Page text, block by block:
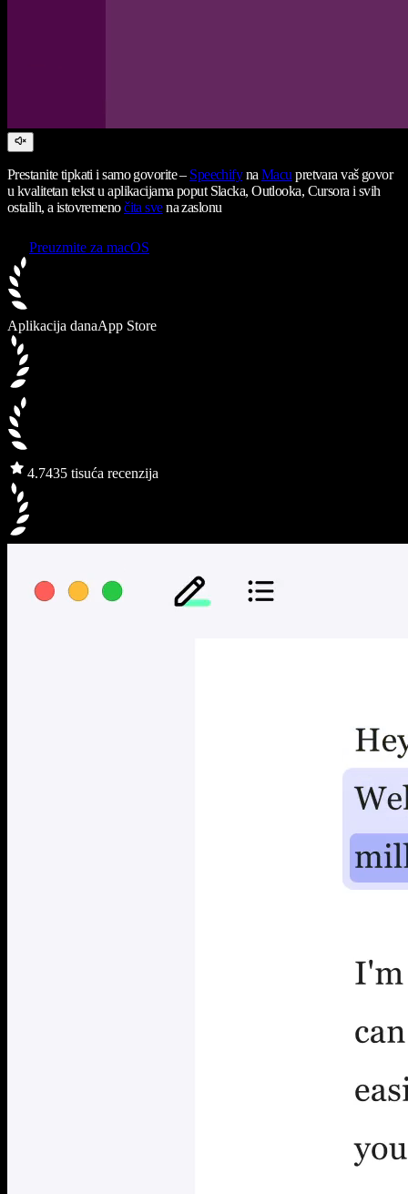
Prestanite tipkati i samo govorite – SpeechifynaMacu pretvara vaš govor
u kvalitetan tekst u aplikacijama poput Slacka, Outlooka, Cursora i svih
ostalih, a istovremenočita svena zaslonu
Preuzmite za macOS
Aplikacija danaApp Store
4.7435 tisuća recenzija